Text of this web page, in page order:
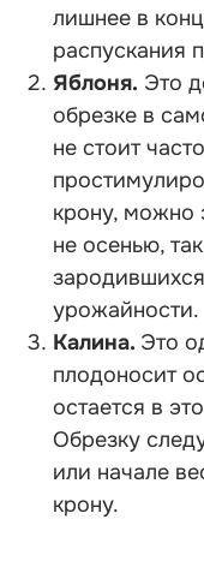
лишнее в
распускания
Яблоня. Это
обрезке в
не стоит
крону, можно
не осенью,
урожайности.
Калина. Это
плодоносит
остается в
Обрезку
или начале
крону.